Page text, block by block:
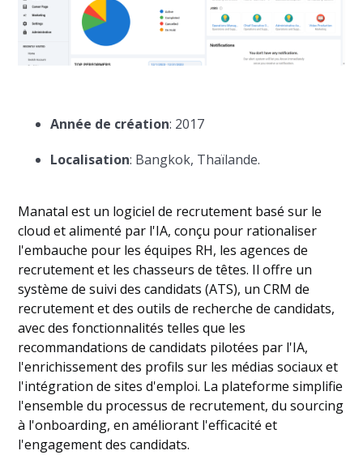
Année de création: 2017
Localisation: Bangkok, Thaïlande.
Manatal est un logiciel de recrutement basé sur le
cloud et alimenté par l'IA, conçu pour rationaliser
l'embauche pour les équipes RH, les agences de
recrutement et les chasseurs de têtes. Il offre un
système de suivi des candidats (ATS), un CRM de
recrutement et des outils de recherche de candidats,
avec des fonctionnalités telles que les
recommandations de candidats pilotées par l'IA,
l'enrichissement des profils sur les médias sociaux et
l'intégration de sites d'emploi. La plateforme simplifie
l'ensemble du processus de recrutement, du sourcing
à l'onboarding, en améliorant l'efficacité et
l'engagement des candidats.